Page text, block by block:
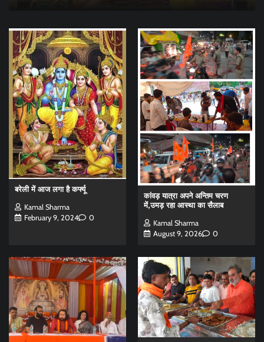
बरेली में आज लगा है कर्फ्यू
Kamal Sharma
February 9, 2024
0
कांवड़ यात्रा अपने अन्तिम चरण
में,उमड़ रहा आस्था का सैलाब
Kamal Sharma
August 9, 2026
0